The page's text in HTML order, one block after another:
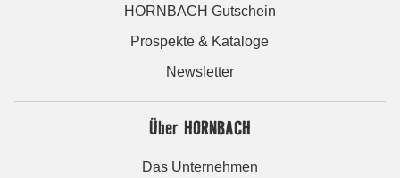
HORNBACH Gutschein
Prospekte & Kataloge
Newsletter
Über HORNBACH
Das Unternehmen